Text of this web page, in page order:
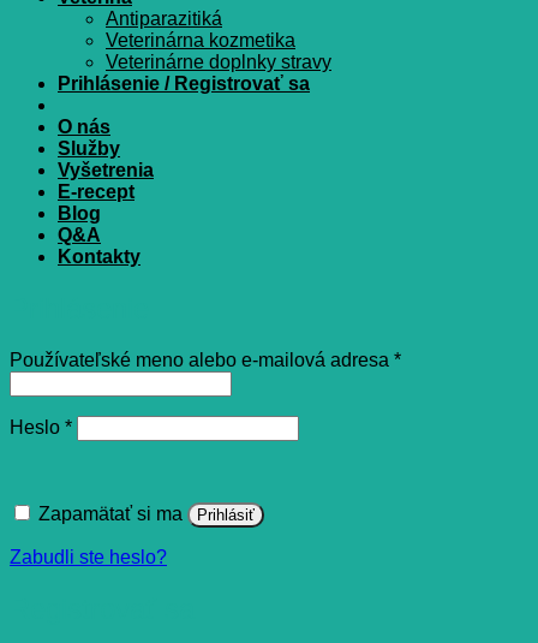
Antiparazitiká
Veterinárna kozmetika
Veterinárne doplnky stravy
Prihlásenie / Registrovať sa
O nás
Služby
Vyšetrenia
E-recept
Blog
Q&A
Kontakty
Používateľské meno alebo e-mailová adresa *Povinné
Heslo *Povinné
Zapamätať si ma Prihlásiť
Zabudli ste heslo?